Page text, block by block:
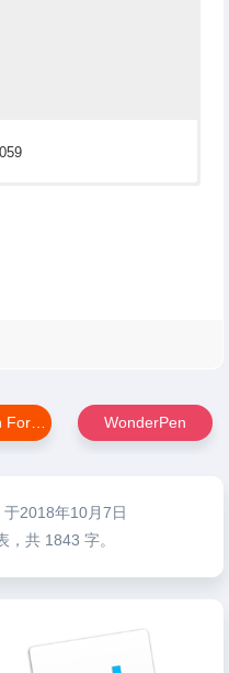
WonderPen
2018年10月7日
，共 1843 字。